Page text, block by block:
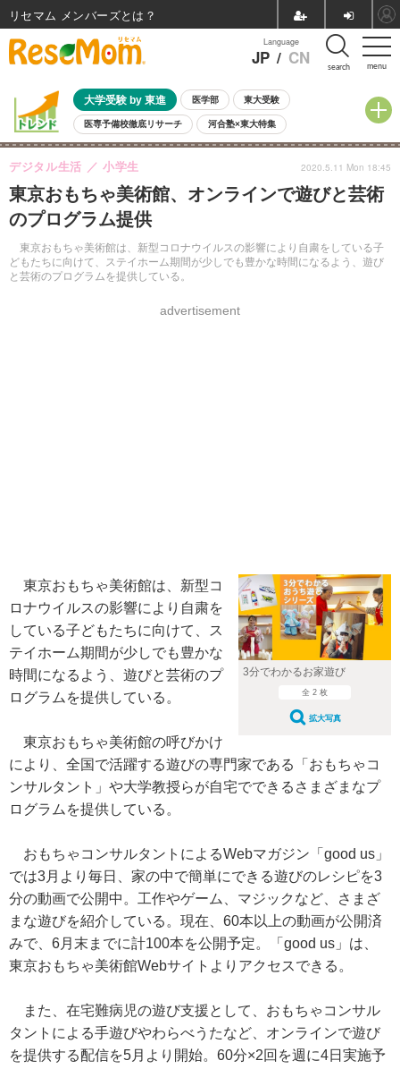
menu
Language
JP / CN search
大学受験 by 東進 医学部 東大受験
医専予備校徹底リサーチ 河合塾×東大特集
親子で考える大学選び 高校受験 中学受験 小学校受験
共通テスト 夏休み
8月開催イベント・WS 全国公立高校 過去問 人気記事
自由研究教材（小学生向け）
東京おもちゃ美術館、オンラインで遊びと芸術
のプログラム提供
東京おもちゃ美術館は、新型コロナウイルスの影響により自粛をしている子
どもたちに向けて、ステイホーム期間が少しでも豊かな時間になるよう、遊び
と芸術のプログラムを提供している。
デジタル生活 小学生
advertisement
2020.5.11 Mon 18:45
3分でわかるお家遊び
全 2 枚
拡大写真
東京おもちゃ美術館は、新型コ
ロナウイルスの影響により自粛を
している子どもたちに向けて、ス
テイホーム期間が少しでも豊かな
時間になるよう、遊びと芸術のプ
ログラムを提供している。
東京おもちゃ美術館の呼びかけ
により、全国で活躍する遊びの専門家である「おもちゃコ
ンサルタント」や大学教授らが自宅でできるさまざまなプ
ログラムを提供している。
おもちゃコンサルタントによるWebマガジン「good us」
では3月より毎日、家の中で簡単にできる遊びのレシピを3
分の動画で公開中。工作やゲーム、マジックなど、さまざ
まな遊びを紹介している。現在、60本以上の動画が公開済
みで、6月末までに計100本を公開予定。「good us」は、
東京おもちゃ美術館Webサイトよりアクセスできる。
また、在宅難病児の遊び支援として、おもちゃコンサル
タントによる手遊びやわらべうたなど、オンラインで遊び
を提供する配信を5月より開始。60分×2回を週に4日実施予
リセマム メンバーズ